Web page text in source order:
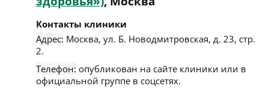
Контакты клиники
Адрес: Москва, ул. Б. Новодмитровская, д. 23, стр.
2.
Телефон: опубликован на сайте клиники или в
официальной группе в соцсетях.